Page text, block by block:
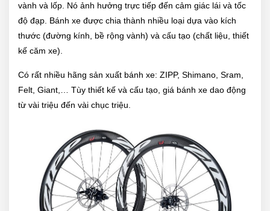
vành và lốp. Nó ảnh hưởng trực tiếp đến cảm giác lái và tốc
độ đạp. Bánh xe được chia thành nhiều loại dựa vào kích
thước (đường kính, bề rộng vành) và cấu tạo (chất liệu, thiết
kế căm xe).
Có rất nhiều hãng sản xuất bánh xe: ZIPP, Shimano, Sram,
Felt, Giant,… Tùy thiết kế và cấu tạo, giá bánh xe dao động
từ vài triệu đến vài chục triệu.